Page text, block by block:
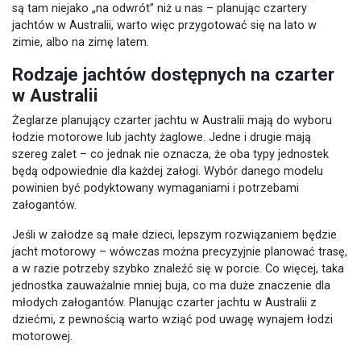
są tam niejako „na odwrót” niż u nas – planując czartery
jachtów w Australii, warto więc przygotować się na lato w
zimie, albo na zimę latem.
Rodzaje jachtów dostępnych na czarter
w Australii
Żeglarze planujący czarter jachtu w Australii mają do wyboru
łodzie motorowe lub jachty żaglowe. Jedne i drugie mają
szereg zalet – co jednak nie oznacza, że oba typy jednostek
będą odpowiednie dla każdej załogi. Wybór danego modelu
powinien być podyktowany wymaganiami i potrzebami
załogantów.
Jeśli w załodze są małe dzieci, lepszym rozwiązaniem będzie
jacht motorowy – wówczas można precyzyjnie planować trasę,
a w razie potrzeby szybko znaleźć się w porcie. Co więcej, taka
jednostka zauważalnie mniej buja, co ma duże znaczenie dla
młodych załogantów. Planując czarter jachtu w Australii z
dziećmi, z pewnością warto wziąć pod uwagę wynajem łodzi
motorowej.